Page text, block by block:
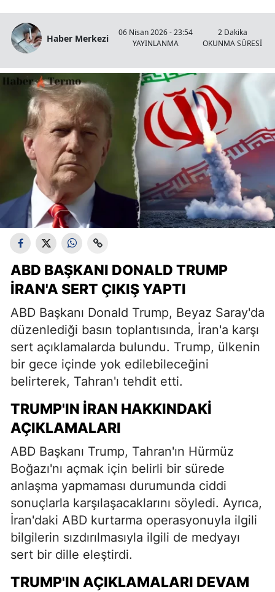
Haber Merkezi
06 Nisan 2026 - 23:54
YAYINLANMA
2 Dakika
OKUNMA SÜRESİ
ABD BAŞKANI DONALD TRUMP
İRAN'A SERT ÇIKIŞ YAPTI
ABD Başkanı Donald Trump, Beyaz Saray'da
düzenlediği basın toplantısında, İran'a karşı
sert açıklamalarda bulundu. Trump, ülkenin
bir gece içinde yok edilebileceğini
belirterek, Tahran'ı tehdit etti.
TRUMP'IN İRAN HAKKINDAKI
AÇIKLAMALARI
ABD Başkanı Trump, Tahran'ın Hürmüz
Boğazı'nı açmak için belirli bir sürede
anlaşma yapmaması durumunda ciddi
sonuçlarla karşılaşacaklarını söyledi. Ayrıca,
İran'daki ABD kurtarma operasyonuyla ilgili
bilgilerin sızdırılmasıyla ilgili de medyayı
sert bir dille eleştirdi.
TRUMP'IN AÇIKLAMALARI DEVAM